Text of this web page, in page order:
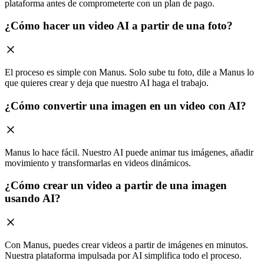
plataforma antes de comprometerte con un plan de pago.
¿Cómo hacer un video AI a partir de una foto?
El proceso es simple con Manus. Solo sube tu foto, dile a Manus lo
que quieres crear y deja que nuestro AI haga el trabajo.
¿Cómo convertir una imagen en un video con AI?
Manus lo hace fácil. Nuestro AI puede animar tus imágenes, añadir
movimiento y transformarlas en videos dinámicos.
¿Cómo crear un video a partir de una imagen
usando AI?
Con Manus, puedes crear videos a partir de imágenes en minutos.
Nuestra plataforma impulsada por AI simplifica todo el proceso.